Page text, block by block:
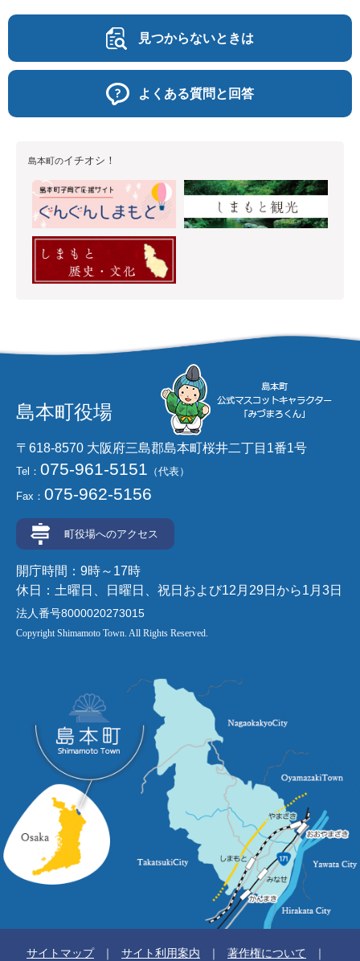
見つからないときは
よくある質問と回答
島本町のイチオシ！
島本町役場
〒618-8570 大阪府三島郡島本町桜井二丁目1番1号
Tel： 075-961-5151 （代表）
Fax： 075-962-5156
町役場へのアクセス
開庁時間：9時～17時
休日：土曜日、日曜日、祝日および12月29日から1月3日
法人番号8000020273015
Copyright Shimamoto Town. All Rights Reserved.
サイトマップ サイト利用案内 著作権について